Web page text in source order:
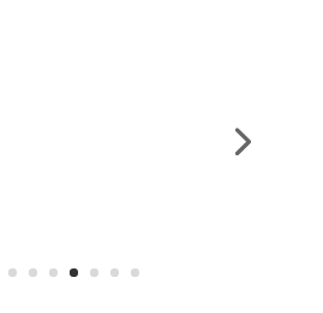
Stübeckshorn